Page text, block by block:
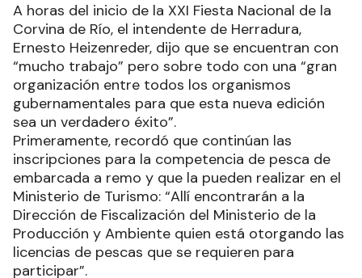
A horas del inicio de la XXI Fiesta Nacional de la
Corvina de Río, el intendente de Herradura,
Ernesto Heizenreder, dijo que se encuentran con
“mucho trabajo” pero sobre todo con una “gran
organización entre todos los organismos
gubernamentales para que esta nueva edición
sea un verdadero éxito”.
Primeramente, recordó que continúan las
inscripciones para la competencia de pesca de
embarcada a remo y que la pueden realizar en el
Ministerio de Turismo: “Allí encontrarán a la
Dirección de Fiscalización del Ministerio de la
Producción y Ambiente quien está otorgando las
licencias de pescas que se requieren para
participar”.